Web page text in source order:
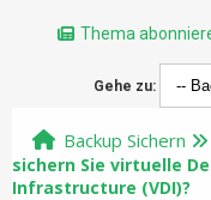
Thema
Gehe zu:
Backup Sichern
sichern Sie virtuelle
Infrastructure (VDI)?